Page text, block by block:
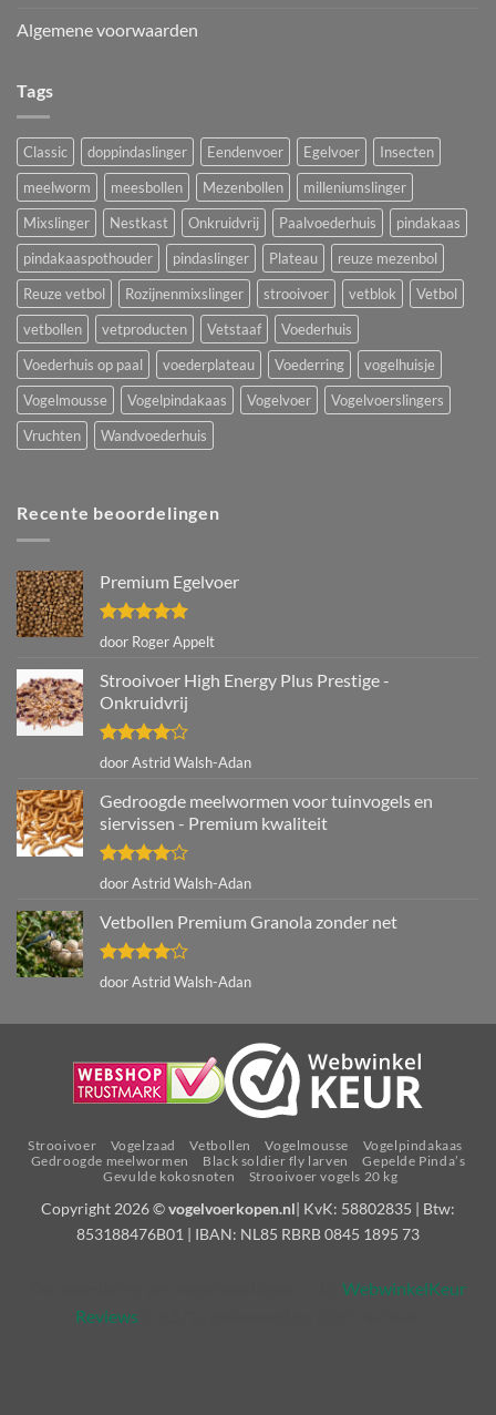
Algemene voorwaarden
Tags
Classic doppindaslinger Eendenvoer Egelvoer
Insecten
meelworm
meesbollen Mezenbollen
milleniumslinger
Mixslinger
Nestkast Onkruidvrij Paalvoederhuis
pindakaas
pindakaaspothouder
pindaslinger Plateau
reuze mezenbol
Reuze vetbol
Rozijnenmixslinger strooivoer vetblok
Vetbol
vetbollen
vetproducten Vetstaaf
Voederhuis
Voederhuis op paal
voederplateau Voederring
vogelhuisje
Vogelmousse
Vogelpindakaas Vogelvoer
Vogelvoerslingers
Vruchten
Wandvoederhuis
Recente beoordelingen
Premium Egelvoer
Gewaardeerd
uit 5
door Roger Appelt
Strooivoer High Energy Plus Prestige -
Onkruidvrij
Gewaardeerd
door Astrid Walsh-Adan
Gedroogde meelwormen voor tuinvogels en
siervissen - Premium kwaliteit
Gewaardeerd
door Astrid Walsh-Adan
Vetbollen Premium Granola zonder net
Gewaardeerd
door Astrid Walsh-Adan
Strooivoer Vogelzaad Vetbollen Vogelmousse
Vogelpindakaas
Gedroogde meelwormen
Black soldier fly larven
Gepelde Pinda’s
Gevulde kokosnoten
Strooivoer vogels 20 kg
Copyright 2026 ©vogelvoerkopen.nl| KvK: 58802835 | Btw:
853188476B01 | IBAN: NL85 RBRB 0845 1895 73
WebwinkelKeur
Reviews